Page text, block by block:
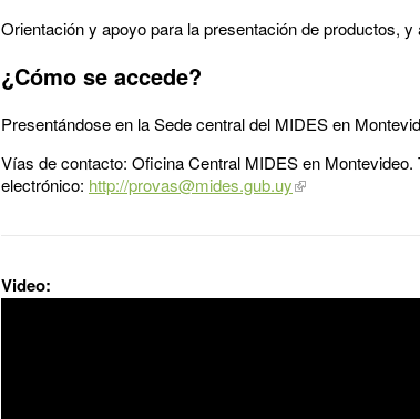
Orientación y apoyo para la presentación de productos,
¿Cómo se accede?
Presentándose en la Sede central del MIDES en
Vías de contacto: Oficina Central MIDES en Montevideo.
electrónico: http://provas@mides.gub.uy
Video: